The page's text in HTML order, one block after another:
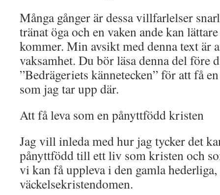
Många gånger är dessa villfarlelser
tränat öga och en vaken ande kan
kommer. Min avsikt med denna text är
vaksamhet. Du bör läsa denna del före
”Bedrägeriets kännetecken” för att få
som jag tar upp där.
Att få leva som en pånyttfödd kristen
Jag vill inleda med hur jag tycker det
pånyttfödd till ett liv som kristen och
vi kan få uppleva i den gamla
väckelsekristendomen.